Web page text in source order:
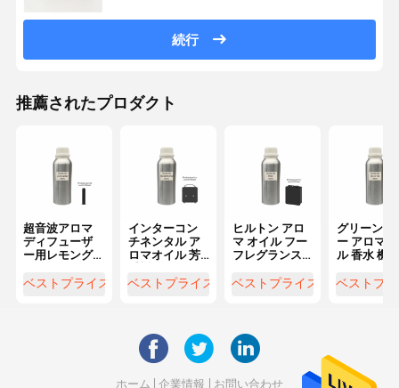
続行
推薦されたプロダクト
超音波アロマ
ディフューザ
ー用レモング
イル 水を使わ
ベストプライス
インターコン
チネンタル ア
ロマオイル 芳
ュアリーな香
ベストプライス
ヒルトン アロ
マ オイル フー
フレグランス
シリーズ 長持
ベストプライス
グリーンテ
ー アロマ
ル 香水 機
ンシャル オ
ベストプ
ホーム 企業情報 お問い合わせ